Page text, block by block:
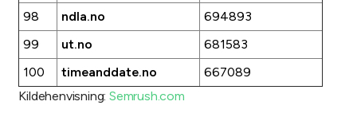
98
ndla.no
694893
99
ut.no
681583
100
timeanddate.no
667089
Kildehenvisning: Semrush.com